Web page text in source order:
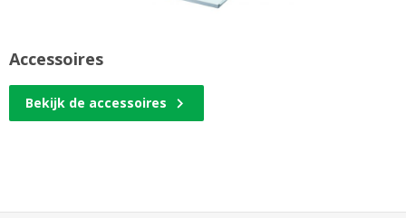
Accessoires
Bekijk de accessoires